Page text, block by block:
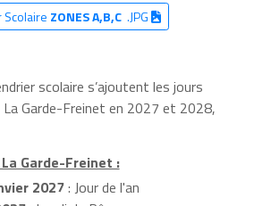
Scolaire ZONES A,B,C.JPG
scolaire s’ajoutent les jours
Garde-Freinet en 2027 et 2028,
Garde-Freinet :
2027: Jour de l'an